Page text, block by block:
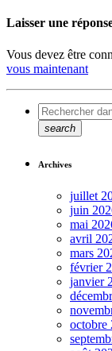
Laisser une
Vous devez être
vous maintenant
search
Archives
juillet
juin
mai
avril
mars
février
janvier
octobre